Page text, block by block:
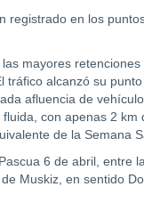
registrado en los
las mayores
tráfico alcanzó su
afluencia de
con apenas 2
de la Semana
6 de abril, entre
Muskiz, en sentido